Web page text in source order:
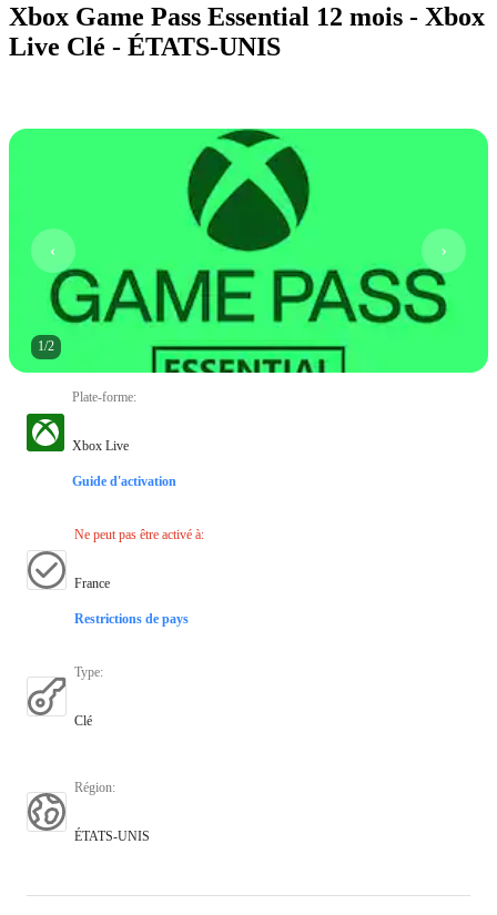
Xbox Game Pass Essential 12 mois - Xbox
Live Clé - ÉTATS-UNIS
1/2
Plate-forme:
Xbox Live
Guide d'activation
Ne peut pas être activé à:
France
Restrictions de pays
Type:
Clé
Région:
ÉTATS-UNIS